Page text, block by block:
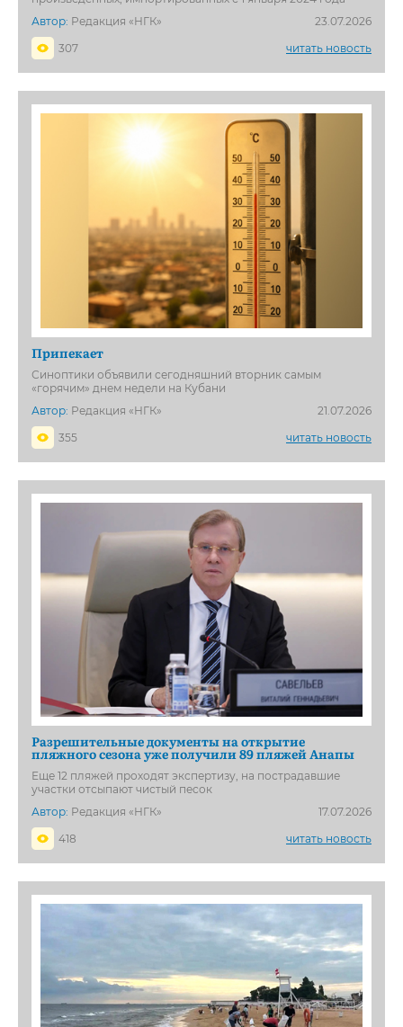
Автор: Редакция «НГК»
23.07.2026
307
читать новость
Припекает
Синоптики объявили сегодняшний вторник самым
«горячим» днем недели на Кубани
Автор: Редакция «НГК»
21.07.2026
355
читать новость
Разрешительные документы на открытие
пляжного сезона уже получили 89 пляжей Анапы
Еще 12 пляжей проходят экспертизу, на пострадавшие
участки отсыпают чистый песок
Автор: Редакция «НГК»
17.07.2026
418
читать новость